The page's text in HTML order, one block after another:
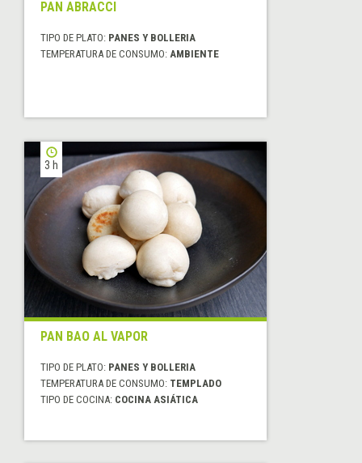
PAN ABRACCI
TIPO DE PLATO: PANES Y BOLLERIA
TEMPERATURA DE CONSUMO: AMBIENTE
3 h
PAN BAO AL VAPOR
TIPO DE PLATO: PANES Y BOLLERIA
TEMPERATURA DE CONSUMO: TEMPLADO
TIPO DE COCINA: COCINA ASIÁTICA